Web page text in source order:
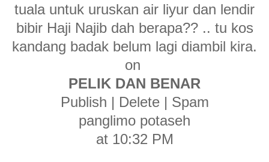
tuala untuk uruskan air liyur dan lendir
bibir Haji Najib dah berapa?? .. tu kos
kandang badak belum lagi diambil kira.
on
PELIK DAN BENAR
Publish | Delete | Spam
panglimo potaseh
at 10:32 PM